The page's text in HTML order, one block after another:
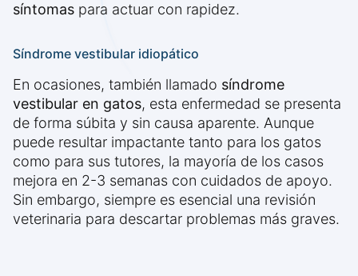
síntomas para actuar con rapidez.
Síndrome vestibular idiopático
En ocasiones, también llamado síndrome
vestibular en gatos, esta enfermedad se presenta
de forma súbita y sin causa aparente. Aunque
puede resultar impactante tanto para los gatos
como para sus tutores, la mayoría de los casos
mejora en 2-3 semanas con cuidados de apoyo.
Sin embargo, siempre es esencial una revisión
veterinaria para descartar problemas más graves.